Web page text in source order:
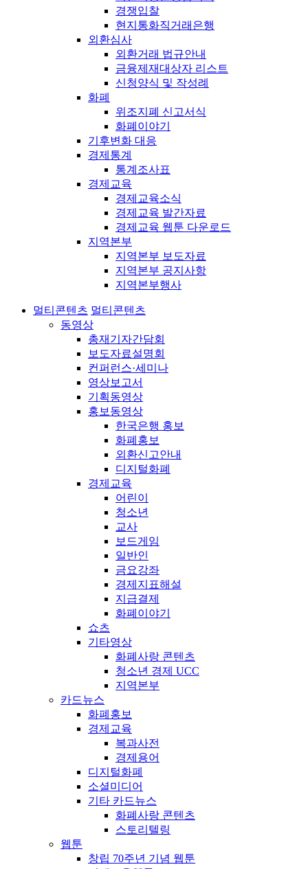
경쟁입찰
현지통화직거래은행
외환심사
외환거래 법규안내
금융제재대상자 리스트
신청양식 및 작성례
화폐
위조지폐 신고서식
화폐이야기
기후변화 대응
경제통계
통계조사표
경제교육
경제교육소식
경제교육 발간자료
경제교육 웹툰 다운로드
지역본부
지역본부 보도자료
지역본부 공지사항
지역본부행사
멀티콘텐츠 멀티콘텐츠
동영상
총재기자간담회
보도자료설명회
컨퍼런스·세미나
영상보고서
기획동영상
홍보동영상
한국은행 홍보
화폐홍보
외환신고안내
디지털화폐
경제교육
어린이
청소년
교사
보드게임
일반인
금요강좌
경제지표해설
지급결제
화폐이야기
쇼츠
기타영상
화폐사랑 콘텐츠
청소년 경제 UCC
지역본부
카드뉴스
화폐홍보
경제교육
복과사전
경제용어
디지털화폐
소셜미디어
기타 카드뉴스
화폐사랑 콘텐츠
스토리텔링
웹툰
창립 70주년 기념 웹툰